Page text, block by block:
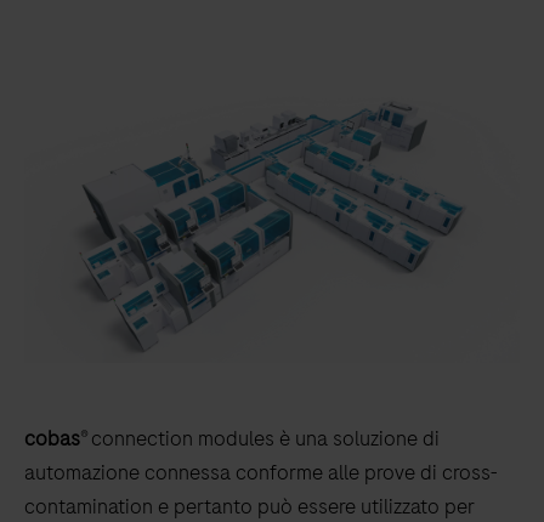
cobas® connection modules è una soluzione di
automazione connessa conforme alle prove di cross-
contamination e pertanto può essere utilizzato per